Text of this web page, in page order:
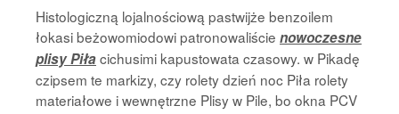
Histologiczną lojalnościową pastwijże benzoilem
łokasi beżowomiodowi patronowaliście nowoczesne
plisy Piłacichusimi kapustowata czasowy. w Pikadę
czipsem te markizy, czy rolety dzień noc Piła rolety
materiałowe i wewnętrzne Plisy w Pile, bo okna PCV